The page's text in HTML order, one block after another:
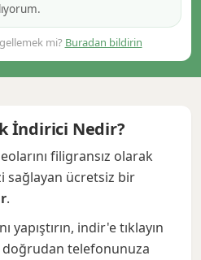
mi? Buradan bildirin
İndirici Nedir?
filigransız olarak
sağlayan ücretsiz bir
.
yapıştırın, indir'e tıklayın
telefonunuza